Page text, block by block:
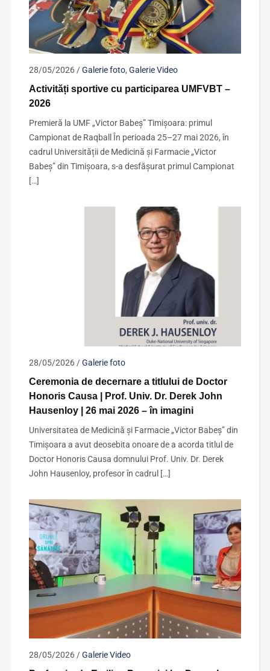
28/05/2026/Galerie foto, Galerie Video
Activități sportive cu participarea UMFVBT –
2026
Premieră la UMF „Victor Babeș” Timișoara: primul
Campionat de Raqball În perioada 25–27 mai 2026, în
cadrul Universității de Medicină și Farmacie „Victor
Babeș” din Timișoara, s-a desfășurat primul Campionat
[…]
28/05/2026/Galerie foto
Ceremonia de decernare a titlului de Doctor
Honoris Causa | Prof. Univ. Dr. Derek John
Hausenloy | 26 mai 2026 – în imagini
Universitatea de Medicină şi Farmacie „Victor Babeş” din
Timişoara a avut deosebita onoare de a acorda titlul de
Doctor Honoris Causa domnului Prof. Univ. Dr. Derek
John Hausenloy, profesor în cadrul […]
28/05/2026/Galerie Video